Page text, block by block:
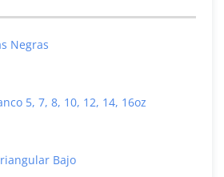
Negras
5, 7, 8, 10, 12, 14, 16oz
Bajo